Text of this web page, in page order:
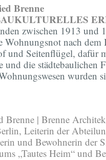
Brenne
zwischen 1913 und
nach
und Seitenflügel,
die
wurden
| Brenne
Leiterin der
und Bewohnerin der
„Tautes Heim“ und